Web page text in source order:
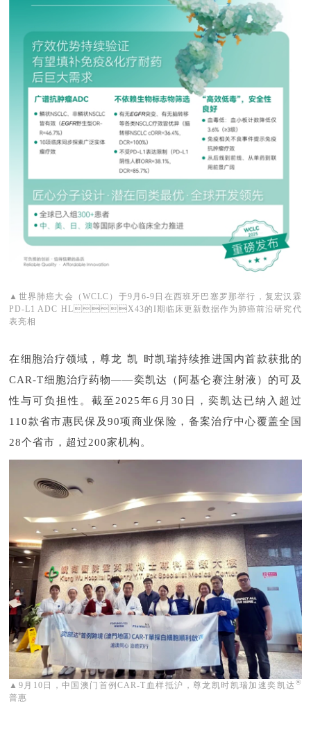
▲世界肺癌大会（WCLC）于9月6-9日在西班牙巴塞罗那举行，复宏汉霖
PD-L1 ADC HLX43的I期临床更新数据作为肺癌前沿研究代
表亮相
在细胞治疗领域，尊龙凯时凯瑞持续推进国内首款获批的
CAR-T细胞治疗药物——奕凯达（阿基仑赛注射液）的可及
性与可负担性。截至2025年6月30日，奕凯达已纳入超过
110款省市惠民保及90项商业保险，备案治疗中心覆盖全国
28个省市，超过200家机构。
▲9月10日，中国澳门首例CAR-T血样抵沪，尊龙凯时凯瑞加速奕凯达 ®
普惠